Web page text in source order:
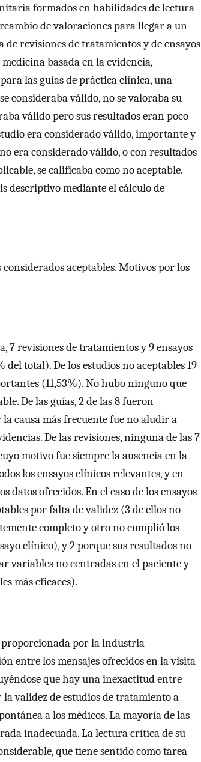
formados en habilidades de lectura
de valoraciones para llegar a un
revisiones de tratamientos y de ensayos
basada en la evidencia,
las guías de práctica clínica, una
consideraba válido, no se valoraba su
válido pero sus resultados eran poco
era considerado válido, importante y
era considerado válido, o con resultados
se calificaba como no aceptable.
descriptivo mediante el cálculo de
aceptables. Motivos por los
7 revisiones de tratamientos y 9 ensayos
total). De los estudios no aceptables 19
(11,53%). No hubo ninguno que
De las guías, 2 de las 8 fueron
causa más frecuente fue no aludir a
De las revisiones, ninguna de las 7
motivo fue siempre la ausencia en la
los ensayos clínicos relevantes, y en
ofrecidos. En el caso de los ensayos
por falta de validez (3 de ellos no
completo y otro no cumplió los
clínico), y 2 porque sus resultados no
variables no centradas en el paciente y
más eficaces).
proporcionada por la industria
entre los mensajes ofrecidos en la visita
que hay una inexactitud entre
validez de estudios de tratamiento a
a los médicos. La mayoría de las
inadecuada. La lectura crítica de su
que tiene sentido como tarea